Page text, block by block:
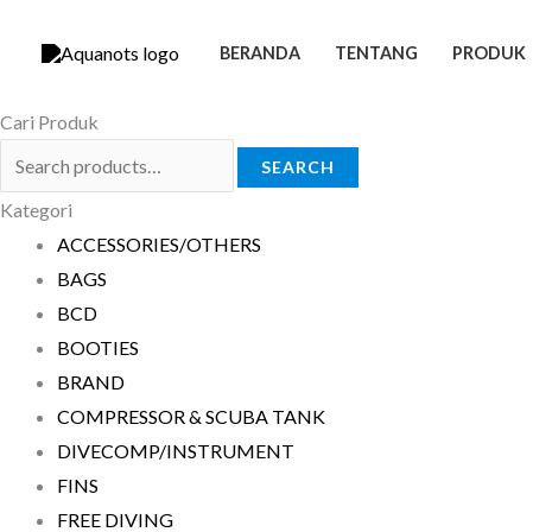
BERANDA TENTANG PRODUK
Cari Produk
SEARCH
Kategori
ACCESSORIES/OTHERS
BAGS
BCD
BOOTIES
BRAND
COMPRESSOR & SCUBA TANK
DIVECOMP/INSTRUMENT
FINS
FREE DIVING